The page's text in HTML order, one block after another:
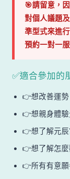
🎯請留意，
對個人議題
準型式來進
預約一對一服
✅適合參加的
👉想改善運
👉想親身體
👉想了解元
👉想了解怎
👉所有有意